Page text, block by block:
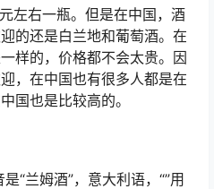
左右一瓶。但是在中国，酒
的还是白兰地和葡萄酒。在
样的，价格都不会太贵。因
，在中国也有很多人都是在
国也是比较高的。
“兰姆酒”，意大利语，“”用